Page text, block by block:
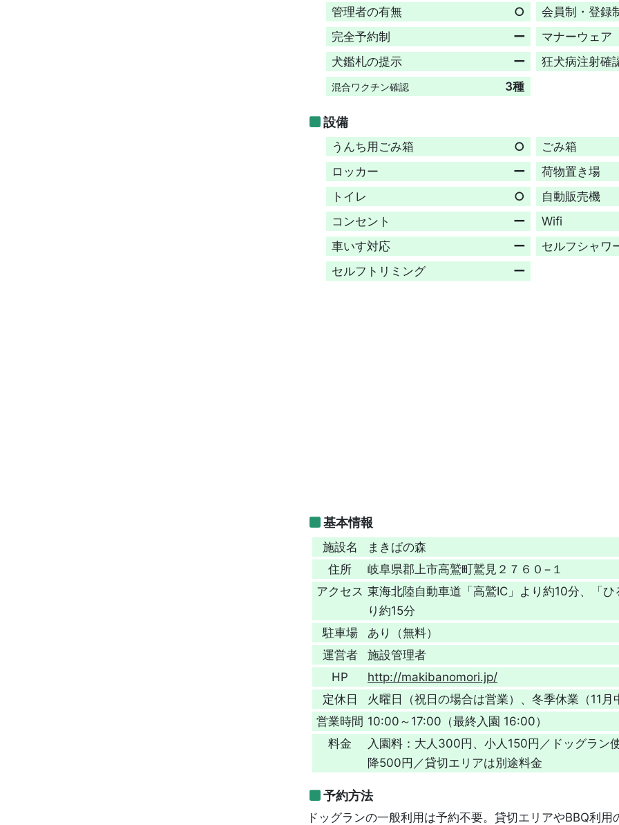
管理者の有無 ○ 会員制・登録
完全予約制
ー マナーウェア
犬鑑札の提示
ー 狂犬病注射確
混合ワクチン確認 3種
設備
うんち用ごみ箱 ○ ごみ箱
ロッカー
ー 荷物置き場
トイレ
○ 自動販売機
コンセント
ー Wifi
車いす対応
ー セルフシャワ
セルフトリミング
ー
基本情報
施設名
まきばの森
住所
岐阜県郡上市高鷲町鷲見２７６０−１
アクセス 東海北陸自動車道「高鷲IC」より約10分、「ひ
り約15分
駐車場
あり（無料）
運営者
施設管理者
HP
http://makibanomori.jp/
定休日
火曜日（祝日の場合は営業）、冬季休業（11月
営業時間 10:00～17:00（最終入園 16:00）
料金
入園料：大人300円、小人150円／ドッグラン
降500円／貸切エリアは別途料金
予約方法
ドッグランの一般利用は予約不要。貸切エリアやBBQ利